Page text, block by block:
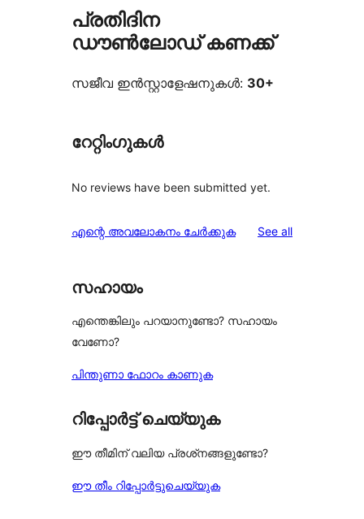
പ്രതിദിന
ഡൗൺലോഡ് കണക്ക്
സജീവ ഇൻസ്റ്റാളേഷനുകൾ: 30+
റേറ്റിംഗുകൾ
No reviews have been submitted yet.
എന്റെ അവലോകനം ചേർക്കുക See allreviews
സഹായം
എന്തെങ്കിലും പറയാനുണ്ടോ? സഹായം
വേണോ?
പിന്തുണാ ഫോറം കാണുക
റിപ്പോർട്ട് ചെയ്യുക
ഈ തീമിന് വലിയ പ്രശ്‌നങ്ങളുണ്ടോ?
ഈ തീം റിപ്പോർട്ടുചെയ്യുക